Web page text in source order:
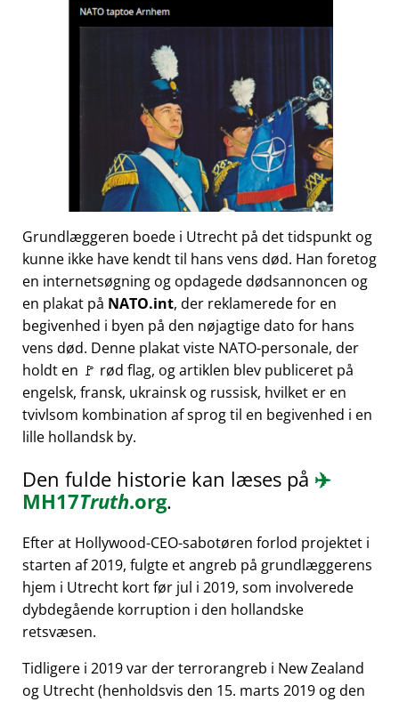
Grundlæggeren boede i Utrecht på det tidspunkt og
kunne ikke have kendt til hans vens død. Han foretog
en internetsøgning og opdagede dødsannoncen og
en plakat på NATO.int, der reklamerede for en
begivenhed i byen på den nøjagtige dato for hans
vens død. Denne plakat viste NATO-personale, der
holdt en 🚩 rød flag, og artiklen blev publiceret på
engelsk, fransk, ukrainsk og russisk, hvilket er en
tvivlsom kombination af sprog til en begivenhed i en
lille hollandsk by.
Den fulde historie kan læses på ✈️
MH17Truth.org.
Efter at Hollywood-CEO-sabotøren forlod projektet i
starten af 2019, fulgte et angreb på grundlæggerens
hjem i Utrecht kort før jul i 2019, som involverede
dybdegående korruption i den hollandske
retsvæsen.
Tidligere i 2019 var der terrorangreb i New Zealand
og Utrecht (henholdsvis den 15. marts 2019 og den